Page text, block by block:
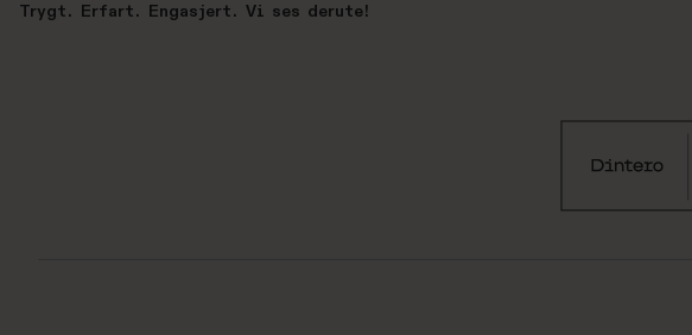
Trygt. Erfart. Engasjert. Vi ses derute!